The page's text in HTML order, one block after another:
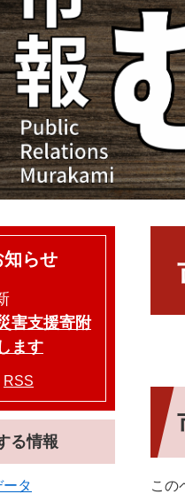
この
知らせ
害支援寄附
ます
RSS
る情報
タ